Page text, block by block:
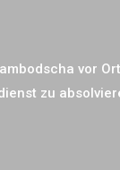
vor
zu